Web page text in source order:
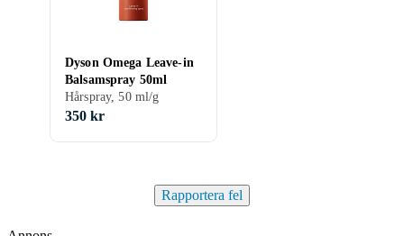
Dyson Omega Leave-in
Balsamspray 50ml
Hårspray, 50 ml/g
350 kr
Rapportera fel